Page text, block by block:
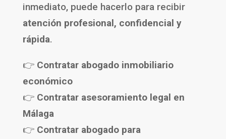
inmediato, puede hacerlo para recibir
atención profesional, confidencial y
rápida.
👉 Contratar abogado inmobiliario
económico
👉 Contratar asesoramiento legal en
Málaga
👉 Contratar abogado para